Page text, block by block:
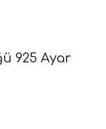
925 Ayar